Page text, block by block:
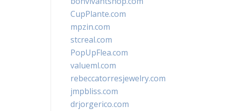
CupPlante.com
mpzin.com
stcreal.com
PopUpFlea.com
valueml.com
rebeccatorresjewelry.com
jmpbliss.com
drjorgerico.com